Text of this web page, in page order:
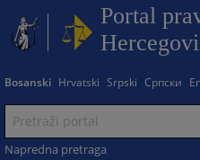
Portal
Bosanski Hrvatski Srpski Српски
Napredna pretraga